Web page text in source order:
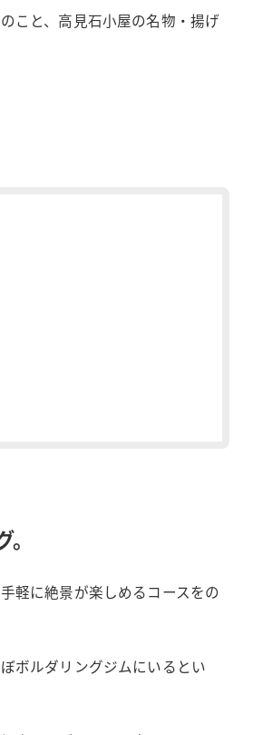
こと、高見石小屋の名物・揚げ
軽に絶景が楽しめるコースをの
ボルダリングジムにいるとい